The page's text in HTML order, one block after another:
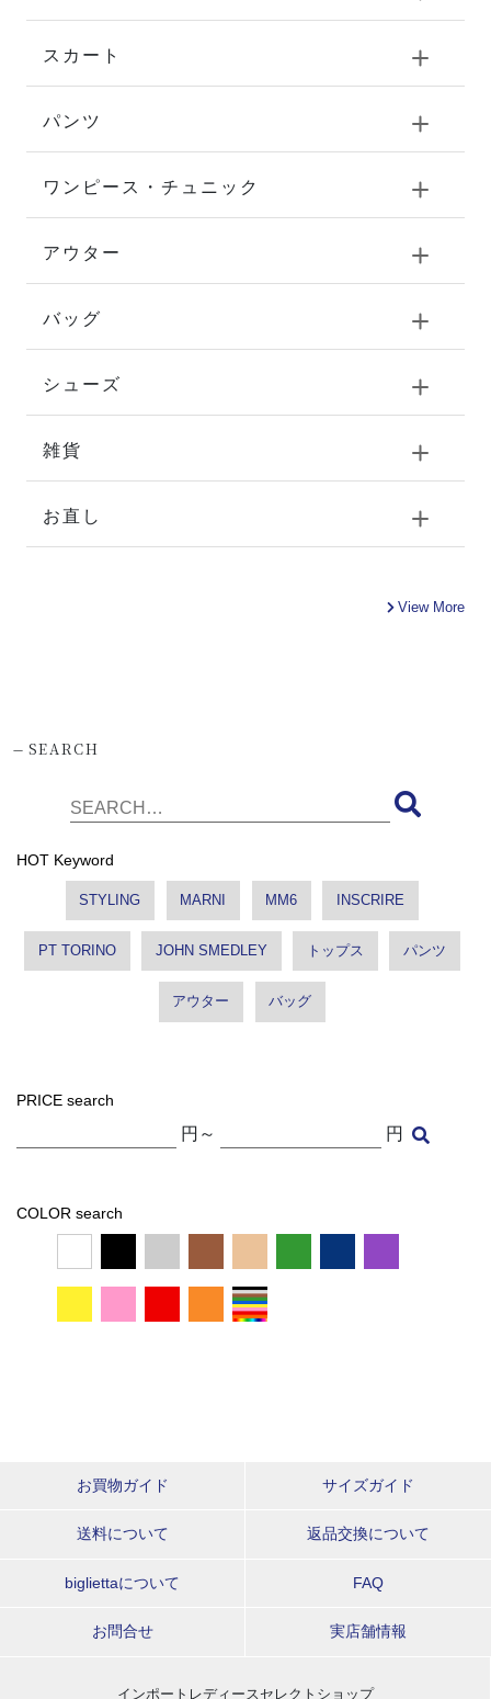
スカート
パンツ
ワンピース・チュニック
アウター
バッグ
シューズ
雑貨
お直し
View More
-SEARCH
HOT Keyword
STYLING MARNI MM6 INSCRIRE
PT TORINO JOHN SMEDLEY トップス パンツ
アウター バッグ
PRICE search
円～ 円
COLOR search
お買物ガイド サイズガイド
送料について 返品交換について
bigliettaについて FAQ
お問合せ 実店舗情報
インポートレディースセレクトショップ